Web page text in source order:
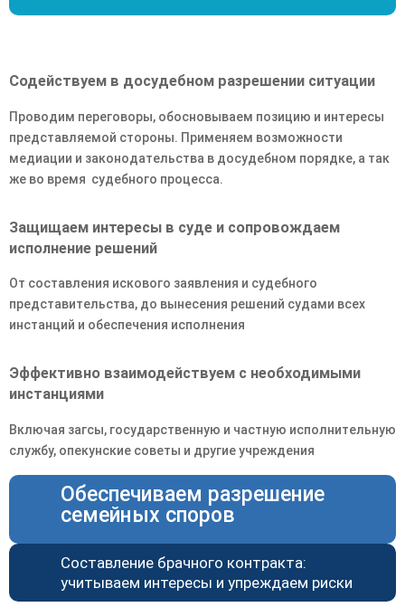
Содействуем в досудебном разрешении ситуации
Проводим переговоры, обосновываем позицию и интересы
представляемой стороны. Применяем возможности
медиации и законодательства в досудебном порядке, а так
же во время судебного процесса.
Защищаем интересы в суде и сопровождаем
исполнение решений
От составления искового заявления и судебного
представительства, до вынесения решений судами всех
инстанций и обеспечения исполнения
Эффективно взаимодействуем с необходимыми
инстанциями
Включая загсы, государственную и частную исполнительную
службу, опекунские советы и другие учреждения
Обеспечиваем разрешение
семейных споров
Составление брачного контракта:
учитываем интересы и упреждаем риски